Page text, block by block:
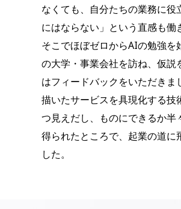
なくても、自分たちの業務に役
にはならない」という直感も働
そこでほぼゼロからAIの勉強を
の大学・事業会社を訪ね、仮説
はフィードバックをいただきま
描いたサービスを具現化する技
つ見えだし、ものにできるか半
得られたところで、起業の道に
した。